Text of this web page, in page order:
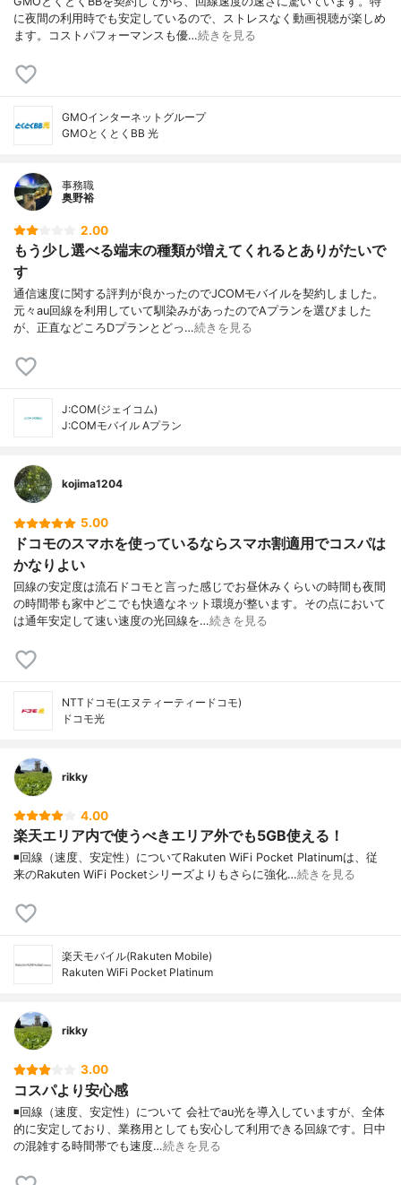
に夜間の利用時でも安定しているので、ストレスなく動画視聴が楽しめ
ます。コストパフォーマンスも優…続きを見る
GMOインターネットグループ
GMOとくとくBB 光
事務職
奥野裕
2.00
もう少し選べる端末の種類が増えてくれるとありがたいで
す
通信速度に関する評判が良かったのでJCOMモバイルを契約しました。
元々au回線を利用していて馴染みがあったのでAプランを選びました
が、正直などころDプランとどっ…続きを見る
J:COM(ジェイコム)
J:COMモバイル Aプラン
kojima1204
5.00
ドコモのスマホを使っているならスマホ割適用でコスパは
かなりよい
回線の安定度は流石ドコモと言った感じでお昼休みくらいの時間も夜間
の時間帯も家中どこでも快適なネット環境が整います。その点において
は通年安定して速い速度の光回線を…続きを見る
NTTドコモ(エヌティーティードコモ)
ドコモ光
rikky
4.00
楽天エリア内で使うべきエリア外でも5GB使える！
◾️回線（速度、安定性）についてRakuten WiFi Pocket Platinumは、従
来のRakuten WiFi Pocketシリーズよりもさらに強化…続きを見る
楽天モバイル(Rakuten Mobile)
Rakuten WiFi Pocket Platinum
rikky
3.00
コスパより安心感
◾️回線（速度、安定性）について 会社でau光を導入していますが、全体
的に安定しており、業務用としても安心して利用できる回線です。日中
の混雑する時間帯でも速度…続きを見る